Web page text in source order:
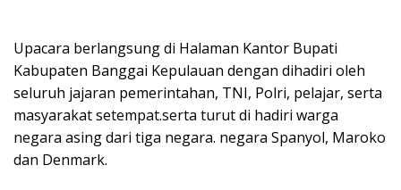
Upacara berlangsung di Halaman Kantor Bupati
Kabupaten Banggai Kepulauan dengan dihadiri oleh
seluruh jajaran pemerintahan, TNI, Polri, pelajar, serta
masyarakat setempat.serta turut di hadiri warga
negara asing dari tiga negara. negara Spanyol, Maroko
dan Denmark.